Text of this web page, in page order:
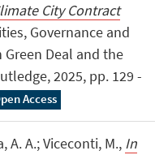
City Contract
Governance and
Deal and the
2025, pp. 129 -
Access
A. A.; Viceconti, M., In